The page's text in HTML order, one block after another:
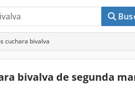
cuchara bivalva
bivalva de segunda